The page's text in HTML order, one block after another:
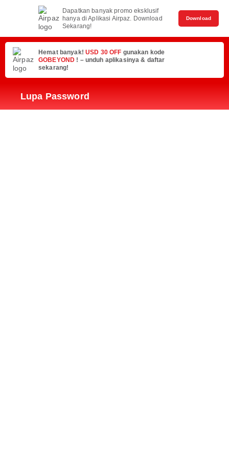
Dapatkan banyak promo eksklusif
hanya di Aplikasi Airpaz. Download
Sekarang!
Download
Hemat banyak! USD 30 OFF gunakan kode
GOBEYOND ! – unduh aplikasinya & daftar
sekarang!
Lupa Password